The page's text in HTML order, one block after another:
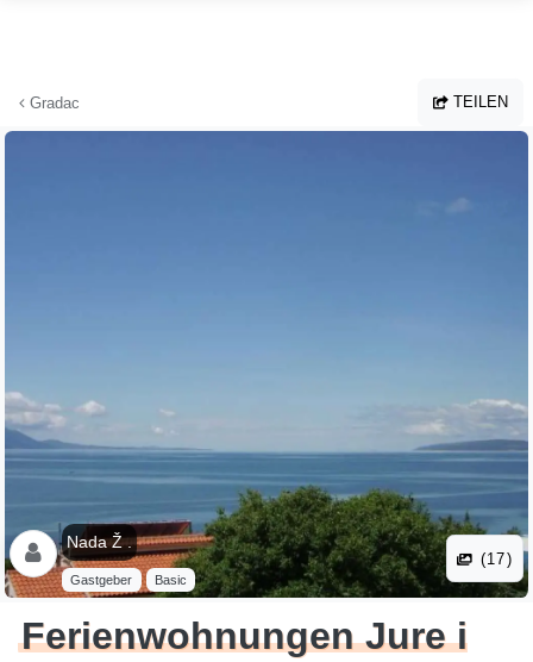
Gradac TEILEN
Nada Ž .
Gastgeber Basic
(17)
Ferienwohnungen Jure i